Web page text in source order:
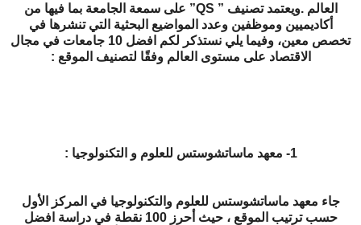
العالم .ويعتمد تصنيف ” QS” على سمعة الجامعة بما فيها من
أكاديميين وموظفين وعدد المواضيع البحثية التي تنشرها في
تخصص معين، وفيما يلي نستذكر لكم افضل 10 جامعات في مجال
الاقتصاد على مستوى العالم وفقًا لتصنيف الموقع :
1- معهد ماساتشوستس للعلوم و التكنولوجيا :
جاء معهد ماساتشوستس للعلوم والتكنولوجيا في المركز الأول
حسب ترتيب الموقع ، حيث أحرز 100 نقطة في دراسة افضل